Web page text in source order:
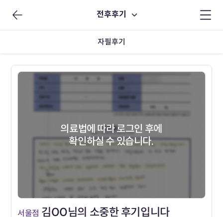
전후후기
자필후기
의료법에 따라 로그인 후에
확인하실 수 있습니다.
서울점 김OO님의 소중한 후기입니다